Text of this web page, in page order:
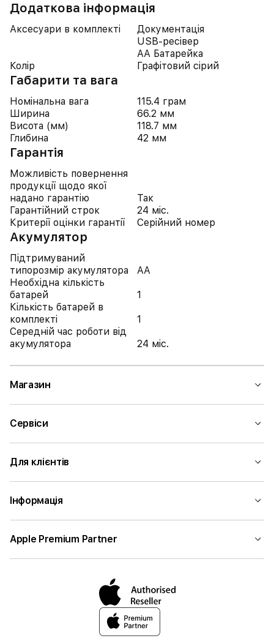
Додаткова інформація
Аксесуари в комплекті
Документація
USB-ресівер
АА Батарейка
Колір
Графітовий сірий
Габарити та вага
Номінальна вага
115.4 грам
Ширина
66.2 мм
Висота (мм)
118.7 мм
Глибина
42 мм
Гарантія
Можливість повернення
продукції щодо якої
надано гарантію
Так
Гарантійний строк
24 міс.
Критерії оцінки гарантії
Серійний номер
Акумулятор
Підтримуваний
типорозмір акумулятора
AA
Необхідна кількість
батарей
1
Кількість батарей в
комплекті
1
Середній час роботи від
акумулятора
24 міс.
Магазин
Сервіси
Для клієнтів
Інформація
Apple Premium Partner